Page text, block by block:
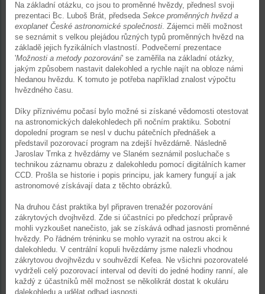
Na základní otázku, co jsou to proměnné hvězdy, přednesl svoji
prezentaci Bc. Luboš Brát, předseda Sekce proměnných hvězd a
exoplanet České astronomické společnosti. Zájemci měli možnost
se seznámit s velkou plejádou různých typů proměnných hvězd na
základě jejich fyzikálních vlastností. Podvečerní prezentace
'Možnosti a metody pozorování' se zaměřila na základní otázky,
jakým způsobem nastavit dalekohled a rychle najít na obloze námi
hledanou hvězdu. K tomuto je potřeba například znalost výpočtu
hvězdného času.
Díky příznivému počasí bylo možné si získané vědomosti otestovat
na astronomických dalekohledech při nočním praktiku. Sobotní
dopolední program se nesl v duchu pátečních přednášek a
představil pozorovací program na zdejší hvězdárně. Následně
Jaroslav Trnka z hvězdárny ve Slaném seznámil posluchače s
technikou záznamu obrazu z dalekohledu pomocí digitálních kamer
CCD. Prošla se historie i popis principu, jak kamery fungují a jak
astronomové získávají data z těchto obrázků.
Na druhou část praktika byl připraven trenažér pozorování
zákrytových dvojhvězd. Zde si účastníci po předchozí průpravě
mohli vyzkoušet nanečisto, jak se získává odhad jasnosti proměnné
hvězdy. Po řádném tréninku se mohlo vyrazit na ostrou akci k
dalekohledu. V centrální kopuli hvězdárny jsme nalezli vhodnou
zákrytovou dvojhvězdu v souhvězdí Kefea. Ne všichni pozorovatelé
vydrželi celý pozorovací interval od devíti do jedné hodiny ranní, ale
každý z účastníků měl možnost se několikrát dostat k okuláru
dalekohledu a udělat odhad jasnosti.